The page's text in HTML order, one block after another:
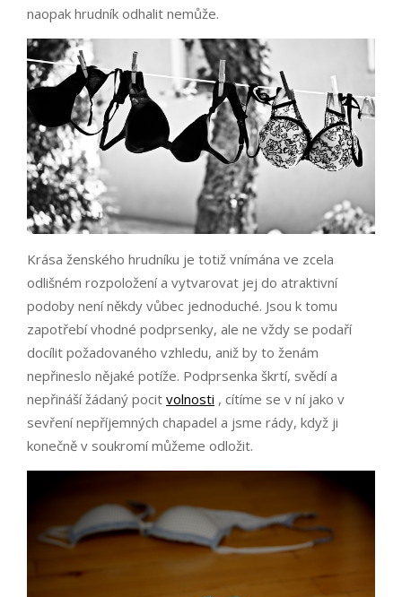
naopak hrudník odhalit nemůže.
Krása ženského hrudníku je totiž vnímána ve zcela
odlišném rozpoložení a vytvarovat jej do atraktivní
podoby není někdy vůbec jednoduché. Jsou k tomu
zapotřebí vhodné podprsenky, ale ne vždy se podaří
docílit požadovaného vzhledu, aniž by to ženám
nepřineslo nějaké potíže. Podprsenka škrtí, svědí a
nepřináší žádaný pocit volnosti , cítíme se v ní jako v
sevření nepříjemných chapadel a jsme rády, když ji
konečně v soukromí můžeme odložit.